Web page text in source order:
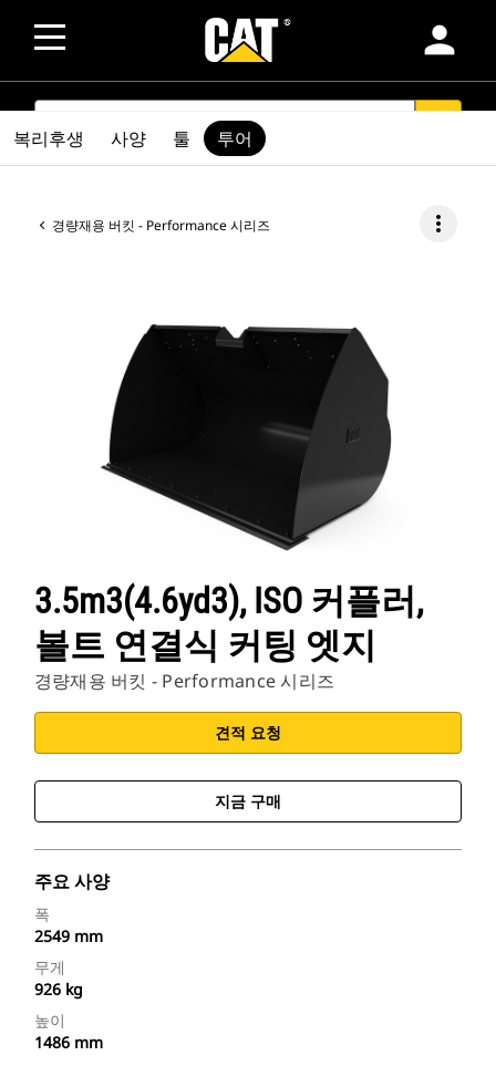
person
SEARCH
경량재용 버킷 - Performance 시리즈 more_vert
3.5m3(4.6yd3), ISO 커플러,
볼트 연결식 커팅 엣지
경량재용 버킷 - Performance 시리즈
견적 요청
지금 구매
주요 사양
폭
2549 mm
무게
926 kg
높이
1486 mm
복리후생 사양 툴 투어